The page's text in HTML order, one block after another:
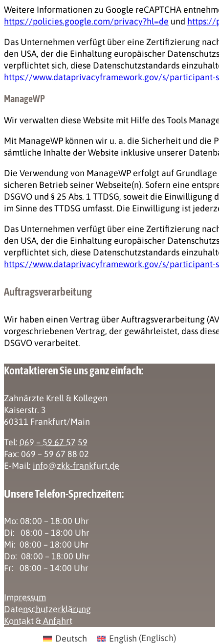
Weitere Informationen zu Google reCAPTCHA
https://policies.google.com/privacy?hl=de und https://
Das Unternehmen verfügt über eine Zertifizierung
den USA, der die Einhaltung europäischer
verpflichtet sich, diese Datenschutzstandards
https://www.dataprivacyframework.gov/s/participant-
ManageWP
Wir verwalten diese Website mit Hilfe des Tools
Mit ManageWP können wir u. a. die Sicherheit und
sämtliche Inhalte der Website inklusive unserer
Die Verwendung von ManageWP erfolgt auf
sicheren Betrieb seiner Webseite(n). Sofern eine
DSGVO und § 25 Abs. 1 TTDSG, soweit die
im Sinne des TTDSG umfasst. Die Einwilligung ist
Das Unternehmen verfügt über eine Zertifizierung
den USA, der die Einhaltung europäischer
verpflichtet sich, diese Datenschutzstandards
https://www.dataprivacyframework.gov/s/participant-
Auftragsverarbeitung
Wir haben einen Vertrag über Auftragsverarbeitung
vorgeschriebenen Vertrag, der gewährleistet, dass
DSGVO verarbeitet.
Kontaktieren Sie uns ganz einfach:
Zahnärzte Krell & Kollegen
Kaiserstr. 3
60311 Frankfurt/Main
Tel: 069 – 59 67 57 59
Fax: 069 – 59 67 88 02
E-Mail: info@zkk-frankfurt.de
Unsere Telefon-Sprechzeiten:
Mo: 08:00 – 18:00 Uhr
Di: 08:00 – 18:00 Uhr
Mi: 08:00 – 18:00 Uhr
Do: 08:00 – 18:00 Uhr
Fr: 08:00 – 14:00 Uhr
Impressum
Datenschutzerklärung
Kontakt & Anfahrt
Deutsch
English (Englisch)